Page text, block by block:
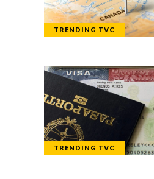
TRENDING TVC
TRENDING TVC